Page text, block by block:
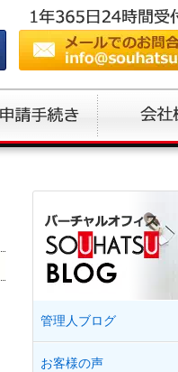
管理人ブログ
お客様の声